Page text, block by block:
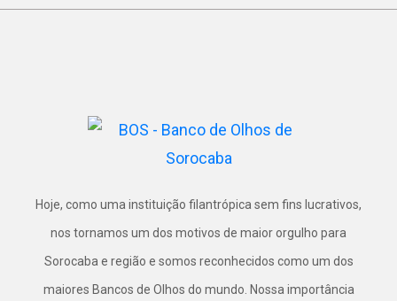
Hoje, como uma instituição filantrópica sem fins lucrativos,
nos tornamos um dos motivos de maior orgulho para
Sorocaba e região e somos reconhecidos como um dos
maiores Bancos de Olhos do mundo. Nossa importância